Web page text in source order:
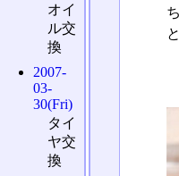
オイ
ル交
換
2007-
03-
30(Fri)
タイ
ヤ交
換